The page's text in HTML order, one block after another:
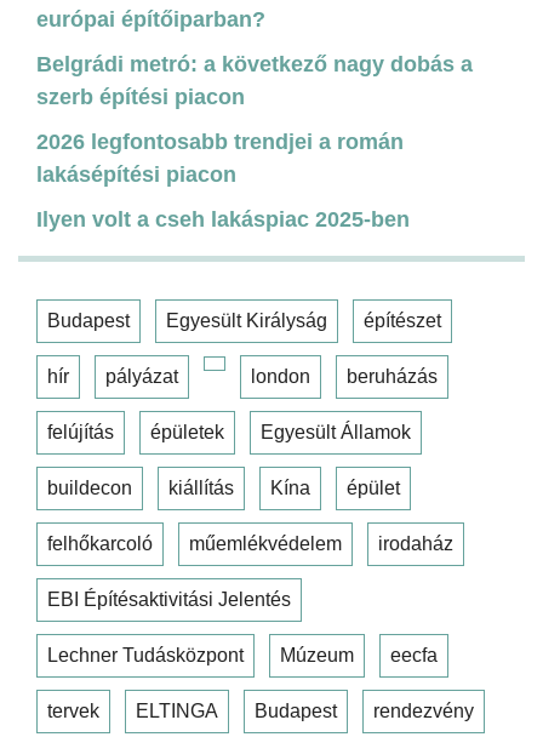
európai építőiparban?
Belgrádi metró: a következő nagy dobás a
szerb építési piacon
2026 legfontosabb trendjei a román
lakásépítési piacon
Ilyen volt a cseh lakáspiac 2025-ben
Budapest Egyesült Királyság építészet
hír pályázat london beruházás
felújítás épületek Egyesült Államok
buildecon kiállítás Kína épület
felhőkarcoló műemlékvédelem irodaház
EBI Építésaktivitási Jelentés
Lechner Tudásközpont Múzeum eecfa
tervek ELTINGA Budapest rendezvény